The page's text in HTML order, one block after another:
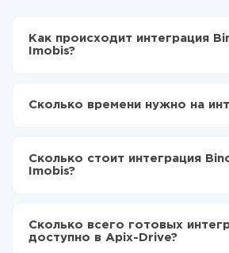
Как происходит интеграция
Imobis?
Выбираете какие данные
Теперь данные будут
передаваться из Binotel в Imobis
Сколько времени нужно на
отличаться и составлять от 5-ти
среднем настройка занимает 10-15
Сколько стоит интеграция
Imobis?
функционал. Вы оплачиваете
данных, которые по факту
Сколько всего готовых
доступно в Apix-Drive?